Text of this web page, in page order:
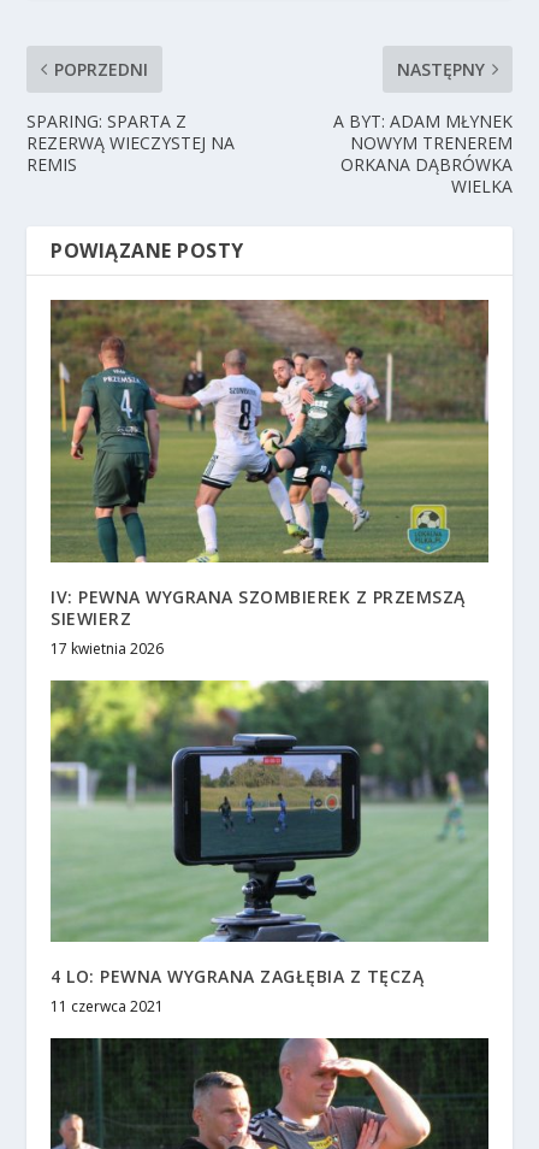
POPRZEDNI
SPARING: SPARTA Z
REZERWĄ WIECZYSTEJ NA
REMIS
NASTĘPNY
A BYT: ADAM MŁYNEK
NOWYM TRENEREM
ORKANA DĄBRÓWKA
WIELKA
POWIĄZANE POSTY
IV: PEWNA WYGRANA SZOMBIEREK Z PRZEMSZĄ
SIEWIERZ
17 kwietnia 2026
4 LO: PEWNA WYGRANA ZAGŁĘBIA Z TĘCZĄ
11 czerwca 2021